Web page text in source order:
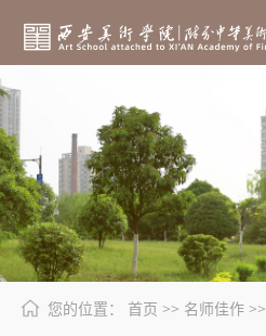
您的位置： 首页 >> 名师佳作>>